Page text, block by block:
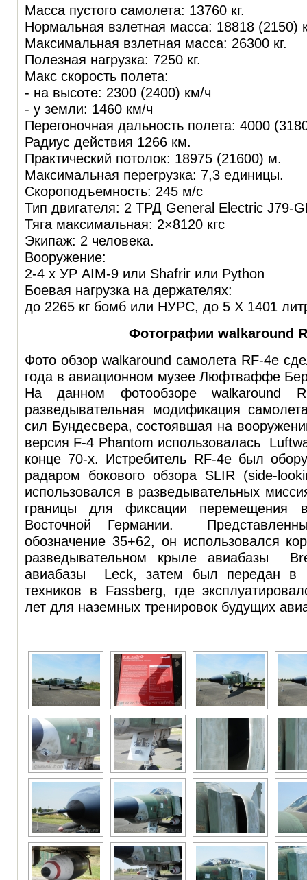
Масса пустого самолета: 13760 кг.
Нормальная взлетная масса: 18818 (2150)
Максимальная взлетная масса: 26300 кг.
Полезная нагрузка: 7250 кг.
Макс скорость полета:
- на высоте: 2300 (2400) км/ч
- у земли: 1460 км/ч
Перегоночная дальность полета: 4000
Радиус действия 1266 км.
Практический потолок: 18975 (21600) м.
Максимальная перегрузка: 7,3 единицы.
Скороподъемность: 245 м/с
Тип двигателя: 2 ТРД General Electric J79-
Тяга максимальная: 2×8120 кгс
Экипаж: 2 человека.
Вооружение:
2-4 х УР AIM-9 или Shafrir или Python
Боевая нагрузка на держателях:
до 2265 кг бомб или НУРС, до 5 Х 1401
Фотографии walkaround
Фото обзор walkaround самолета RF-4e
года в авиационном музее Люфтваффе
На данном фотообзоре walkaround
разведывательная модификация
сил Бундесвера, состоявшая на
версия F-4 Phantom использовалась
конце 70-х. Истребитель RF-4e был
радаром бокового обзора SLIR (side-
использовался в разведывательных
границы для фиксации перемещения
Восточной Германии.
обозначение 35+62, он использовался
разведывательном крыле авиабазы
авиабазы Leck, затем был передан в
техников в Fassberg, где
лет для наземных тренировок будущих